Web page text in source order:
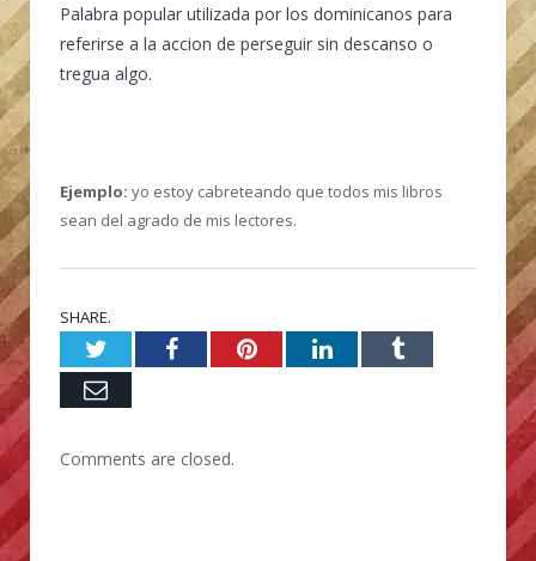
Palabra popular utilizada por los dominicanos para
referirse a la accion de perseguir sin descanso o
tregua algo.
Ejemplo: yo estoy cabreteando que todos mis libros
sean del agrado de mis lectores.
SHARE.
TwitterFacebookPinterestLinkedInTumblr
Email
Comments are closed.